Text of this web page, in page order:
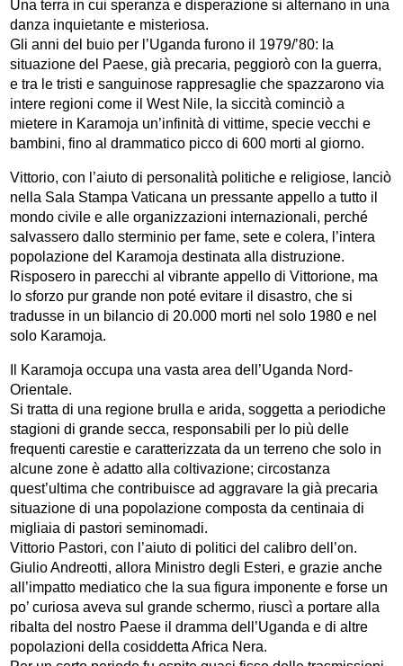
Una terra in cui speranza e disperazione si alternano in una
danza inquietante e misteriosa.
Gli anni del buio per l’Uganda furono il 1979/’80: la
situazione del Paese, già precaria, peggiorò con la guerra,
e tra le tristi e sanguinose rappresaglie che spazzarono via
intere regioni come il West Nile, la siccità cominciò a
mietere in Karamoja un’infinità di vittime, specie vecchi e
bambini, fino al drammatico picco di 600 morti al giorno.
Vittorio, con l’aiuto di personalità politiche e religiose, lanciò
nella Sala Stampa Vaticana un pressante appello a tutto il
mondo civile e alle organizzazioni internazionali, perché
salvassero dallo sterminio per fame, sete e colera, l’intera
popolazione del Karamoja destinata alla distruzione.
Risposero in parecchi al vibrante appello di Vittorione, ma
lo sforzo pur grande non poté evitare il disastro, che si
tradusse in un bilancio di 20.000 morti nel solo 1980 e nel
solo Karamoja.
Il Karamoja occupa una vasta area dell’Uganda Nord-
Orientale.
Si tratta di una regione brulla e arida, soggetta a periodiche
stagioni di grande secca, responsabili per lo più delle
frequenti carestie e caratterizzata da un terreno che solo in
alcune zone è adatto alla coltivazione; circostanza
quest’ultima che contribuisce ad aggravare la già precaria
situazione di una popolazione composta da centinaia di
migliaia di pastori seminomadi.
Vittorio Pastori, con l’aiuto di politici del calibro dell’on.
Giulio Andreotti, allora Ministro degli Esteri, e grazie anche
all’impatto mediatico che la sua figura imponente e forse un
po’ curiosa aveva sul grande schermo, riuscì a portare alla
ribalta del nostro Paese il dramma dell’Uganda e di altre
popolazioni della cosiddetta Africa Nera.